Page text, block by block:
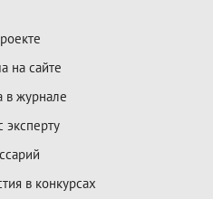
на сайте
в журнале
эксперту
в конкурсах